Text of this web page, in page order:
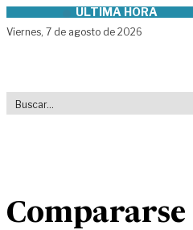
Skip to contentÚLTIMA HORA
Viernes, 7 de agosto de 2026